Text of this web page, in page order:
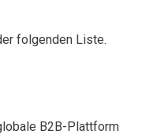
folgenden Liste.
B2B-Plattform